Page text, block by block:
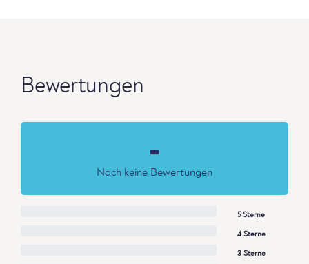
Bewertungen
-
Noch keine Bewertungen
5 Sterne
4 Sterne
3 Sterne